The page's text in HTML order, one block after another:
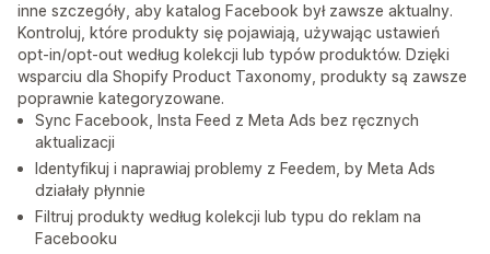
inne szczegóły, aby katalog Facebook był zawsze aktualny.
Kontroluj, które produkty się pojawiają, używając ustawień
opt-in/opt-out według kolekcji lub typów produktów. Dzięki
wsparciu dla Shopify Product Taxonomy, produkty są zawsze
poprawnie kategoryzowane.
Sync Facebook, Insta Feed z Meta Ads bez ręcznych
aktualizacji
Identyfikuj i naprawiaj problemy z Feedem, by Meta Ads
działały płynnie
Filtruj produkty według kolekcji lub typu do reklam na
Facebooku